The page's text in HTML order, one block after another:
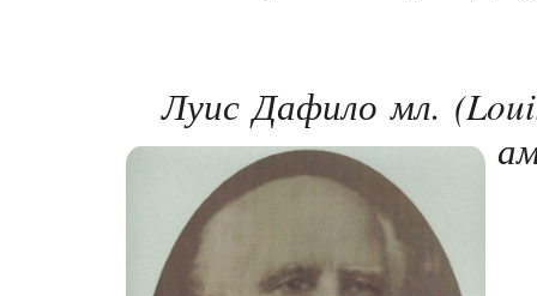
Луис Дафило мл. (